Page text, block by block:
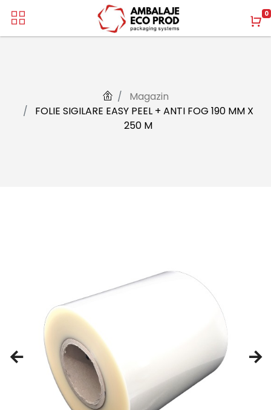
0
Magazin
FOLIE SIGILARE EASY PEEL + ANTI FOG 190 MM X
250 M